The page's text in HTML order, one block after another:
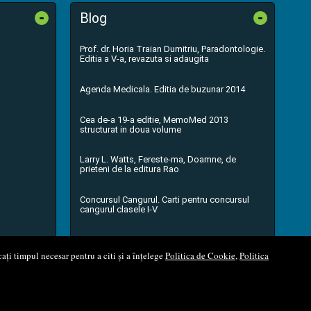
timpul necesar pentru a citi și a înțelegePolitica de Cookie,Politica
- Blog -
Prof. dr. Horia Traian Dumitriu, Paradontologie.
Editia a V-a, revazuta si adaugita
Agenda Medicala. Editia de buzunar 2014
Cea de-a 19-a editie, MemoMed 2013
structurat in doua volume
Larry L. Watts, Fereste-ma, Doamne, de
prieteni de la editura Rao
Concursul Cangurul. Carti pentru concursul
cangurul clasele I-V